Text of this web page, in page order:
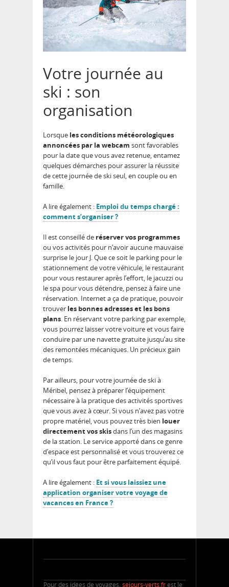
Votre journée au
ski : son
organisation
Lorsque les conditions météorologiques
annoncées par la webcam sont favorables
pour la date que vous avez retenue, entamez
quelques démarches pour assurer la réussite
de cette journée de ski seul, en couple ou en
famille.
A lire également : Emploi du temps chargé :
comment s’organiser ?
Il est conseillé de réserver vos programmes
ou vos activités pour n’avoir aucune mauvaise
surprise le jour J. Que ce soit le parking pour le
stationnement de votre véhicule, le restaurant
pour vous restaurer après l’effort, le jacuzzi ou
le spa pour vous détendre, pensez à faire une
réservation. Internet a ça de pratique, pouvoir
trouver les bonnes adresses et les bons
plans . En réservant votre parking par exemple,
vous pourrez laisser votre voiture et vous faire
conduire par une navette gratuite jusqu’au site
des remontées mécaniques. Un précieux gain
de temps.
Par ailleurs, pour votre journée de ski à
Méribel, pensez à préparer l’équipement
nécessaire à la pratique des activités sportives
que vous avez à cœur. Si vous n’avez pas votre
propre matériel, vous pouvez très bien louer
directement vos skisdans l’un des magasins
de la station. Le service apporté dans ce genre
d’espace est personnalisé et vous trouverez ce
qu’il vous faut pour être parfaitement équipé.
A lire également : Et si vous laissiez une
application organiser votre voyage de
vacances en France ?
Pour des idées de voyages, sejours-verts.frest le